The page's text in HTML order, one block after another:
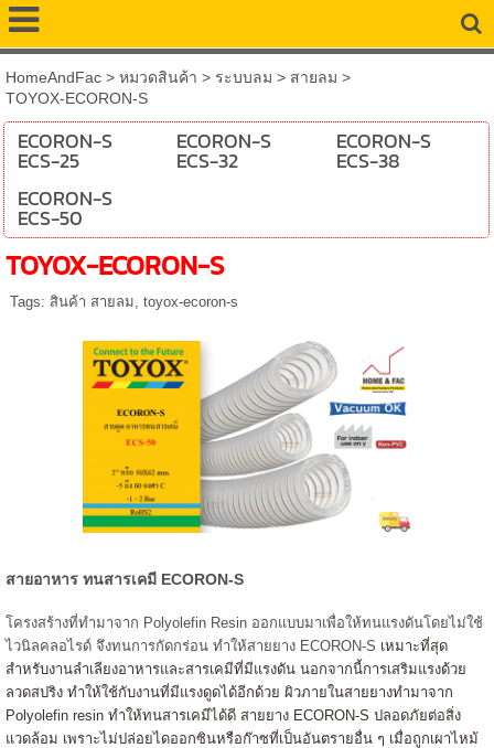
HomeAndFac> หมวดสินค้า > ระบบลม > สายลม >
TOYOX-ECORON-S
ECORON-S
ECS-25
ECORON-S
ECS-32
ECORON-S
ECS-38
ECORON-S
ECS-50
TOYOX-ECORON-S
Tags: สินค้า สายลม toyox-ecoron-s
สายอาหาร ทนสารเคมี ECORON-S
โครงสร้างที่ทำมาจาก Polyolefin Resin ออกแบบมาเพื่อให้ทนแรงดันโดยไม่ใช้
ไวนิลคลอไรด์ จึงทนการกัดกร่อน ทำให้สายยาง ECORON-S เหมาะที่สุด
สำหรับงานลำเลียงอาหารและสารเคมีที่มีแรงดัน นอกจากนี้การเสริมแรงด้วย
ลวดสปริง ทำให้ใช้กับงานที่มีแรงดูดได้อีกด้วย ผิวภายในสายยางทำมาจาก
Polyolefin resin ทำให้ทนสารเคมีได้ดี สายยาง ECORON-S ปลอดภัยต่อสิ่ง
แวดล้อม เพราะไม่ปล่อยไดออกซินหรือก๊าซที่เป็นอันตรายอื่น ๆ เมื่อถูกเผาไหม้